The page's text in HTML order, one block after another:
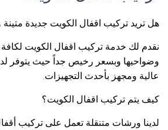
هل تريد تركيب اقفال الكويت جديدة متينة
نقدم لك خدمة تركيب اقفال الكويت
وضواحيها وبسعر رخيص جداً حيث يتوفر
عالية ومجهز بأحدث التجهيزات.
كيف يتم تركيب اقفال الكويت؟
لدينا ورشات متنقلة تعمل على تركيب